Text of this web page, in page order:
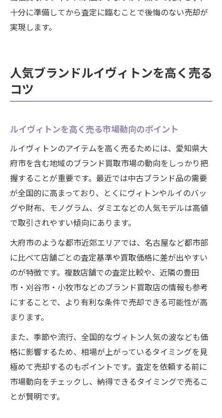
十分に準備してから査定に臨むことで後悔のない売却が
実現します。
人気ブランドルイヴィトンを高く売る
コツ
ルイヴィトンを高く売る市場動向のポイント
ルイヴィトンのアイテムを高く売るためには、愛知県大
府市を含む地域のブランド買取市場の動向をしっかり把
握することが重要です。最近では中古ブランド品の需要
が全国的に高まっており、とくにヴィトンやルイのバッ
グや財布、モノグラム、ダミエなどの人気モデルは高値
で取引されやすい傾向にあります。
大府市のような都市近郊エリアでは、名古屋など都市部
に比べて店舗ごとの査定基準や買取価格に差が出やすい
のが特徴です。複数店舗での査定比較や、近隣の豊田
市・刈谷市・小牧市などのブランド買取店の情報も参考
にすることで、より有利な条件で売却できる可能性が高
まります。
また、季節や流行、全国的なヴィトン人気の波なども価
格に影響するため、相場が上がっているタイミングを見
極めて売却するのもポイントです。査定を依頼する前に
市場動向をチェックし、納得できるタイミングで売るこ
とが賢明です。